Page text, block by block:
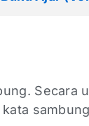
Secara